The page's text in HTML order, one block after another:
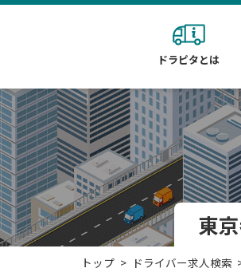
ドラピタとは
東
トップ ドライバー求人検索